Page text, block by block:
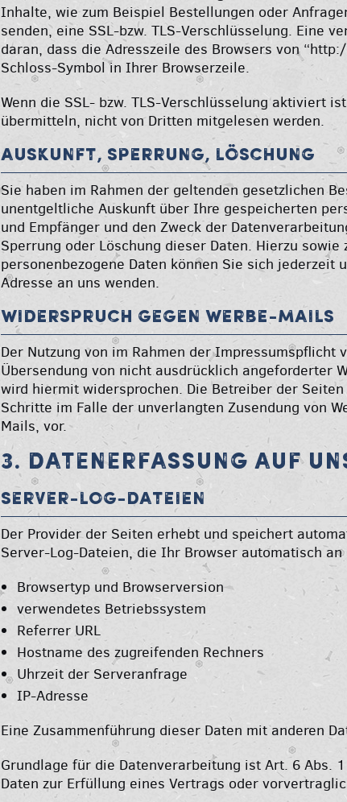
Inhalte, wie zum Beispiel Bestellungen oder
senden, eine SSL-bzw. TLS-Verschlüsselung. Eine
daran, dass die Adresszeile des Browsers von
Schloss-Symbol in Ihrer Browserzeile.
Wenn die SSL- bzw. TLS-Verschlüsselung aktiviert
übermitteln, nicht von Dritten mitgelesen werden.
Auskunft, Sperrung, Löschung
Sie haben im Rahmen der geltenden gesetzlichen
unentgeltliche Auskunft über Ihre gespeicherten
und Empfänger und den Zweck der
Sperrung oder Löschung dieser Daten. Hierzu sowie
personenbezogene Daten können Sie sich jederzeit
Adresse an uns wenden.
Widerspruch gegen Werbe-Mails
Der Nutzung von im Rahmen der
Übersendung von nicht ausdrücklich angeforderter
wird hiermit widersprochen. Die Betreiber der
Schritte im Falle der unverlangten Zusendung von
Mails, vor.
3. DATENERFASSUNG AUF
Server-Log-Dateien
Der Provider der Seiten erhebt und speichert
Server-Log-Dateien, die Ihr Browser automatisch
Browsertyp und Browserversion
verwendetes Betriebssystem
Referrer URL
Hostname des zugreifenden Rechners
Uhrzeit der Serveranfrage
IP-Adresse
Eine Zusammenführung dieser Daten mit anderen
Grundlage für die Datenverarbeitung ist Art. 6 Abs.
Daten zur Erfüllung eines Vertrags oder